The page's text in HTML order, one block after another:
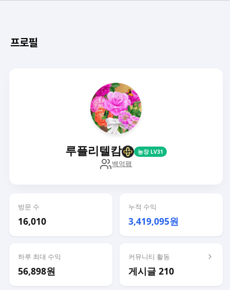
프로필
루플리텔캄 농장 LV31
백억팸
방문 수
16,010
누적 수익
3,419,095원
하루 최대 수익
56,898원
커뮤니티 활동
게시글 210